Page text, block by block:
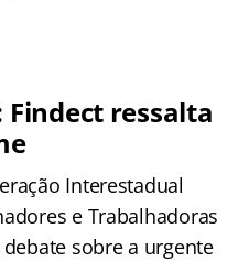
Findect ressalta
Interestadual
e Trabalhadoras
sobre a urgente